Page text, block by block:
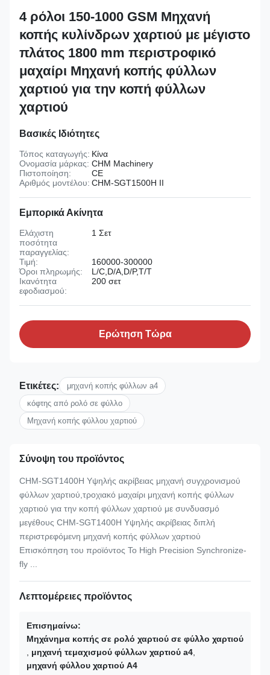
4 ρόλοι 150-1000 GSM Μηχανή
κοπής κυλίνδρων χαρτιού με μέγιστο
πλάτος 1800 mm περιστροφικό
μαχαίρι Μηχανή κοπής φύλλων
χαρτιού για την κοπή φύλλων
χαρτιού
Βασικές Ιδιότητες
Τόπος καταγωγής: Κίνα
Ονομασία μάρκας: CHM Machinery
Πιστοποίηση:
CE
Αριθμός μοντέλου: CHM-SGT1500H II
Εμπορικά Ακίνητα
Ελάχιστη
ποσότητα
παραγγελίας:
1 Σετ
Τιμή:
160000-300000
Όροι πληρωμής:
L/C,D/A,D/P,T/T
Ικανότητα
εφοδιασμού:
200 σετ
Ερώτηση Τώρα
Ετικέτες:
μηχανή κοπής φύλλων a4
κόφτης από ρολό σε φύλλο
Μηχανή κοπής φύλλου χαρτιού
Σύνοψη του προϊόντος
CHM-SGT1400H Υψηλής ακρίβειας μηχανή συγχρονισμού
φύλλων χαρτιού,τροχιακό μαχαίρι μηχανή κοπής φύλλων
χαρτιού για την κοπή φύλλων χαρτιού με συνδυασμό
μεγέθους CHM-SGT1400H Υψηλής ακρίβειας διπλή
περιστρεφόμενη μηχανή κοπής φύλλων χαρτιού
Επισκόπηση του προϊόντος Το High Precision Synchronize-
fly ...
Λεπτομέρειες προϊόντος
Επισημαίνω:
Μηχάνημα κοπής σε ρολό χαρτιού σε φύλλο χαρτιού
μηχανή τεμαχισμού φύλλων χαρτιού a4
μηχανή φύλλου χαρτιού A4